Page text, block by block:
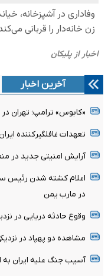
آخرین اخبار
«کابوس» ترامپ؛ تهران
تعهدات غافلگیرکننده
آرایش امنیتی جدید در
اعلام کشته شدن رئیس
در مارب یمن
وقوع حادثه دریایی در
مشاهده دو پهپاد در
آسیب جنگ علیه ایران به